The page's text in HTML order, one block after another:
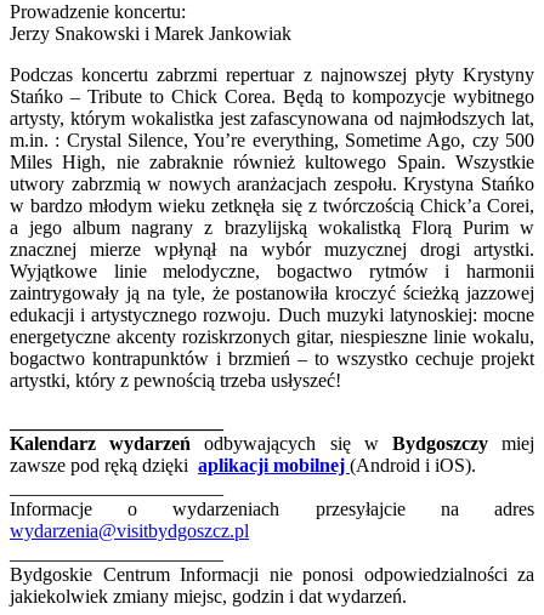
Prowadzenie koncertu:
Jerzy Snakowski i Marek Jankowiak
Podczas koncertu zabrzmi repertuar z najnowszej płyty Krystyny
Stańko – Tribute to Chick Corea. Będą to kompozycje wybitnego
artysty, którym wokalistka jest zafascynowana od najmłodszych lat,
m.in. : Crystal Silence, You’re everything, Sometime Ago, czy 500
Miles High, nie zabraknie również kultowego Spain. Wszystkie
utwory zabrzmią w nowych aranżacjach zespołu. Krystyna Stańko
w bardzo młodym wieku zetknęła się z twórczością Chick’a Corei,
a jego album nagrany z brazylijską wokalistką Florą Purim w
znacznej mierze wpłynął na wybór muzycznej drogi artystki.
Wyjątkowe linie melodyczne, bogactwo rytmów i harmonii
zaintrygowały ją na tyle, że postanowiła kroczyć ścieżką jazzowej
edukacji i artystycznego rozwoju. Duch muzyki latynoskiej: mocne
energetyczne akcenty roziskrzonych gitar, niespieszne linie wokalu,
bogactwo kontrapunktów i brzmień – to wszystko cechuje projekt
artystki, który z pewnością trzeba usłyszeć!
Kalendarz wydarzeńodbywających się w Bydgoszczymiej
zawsze pod ręką dzięki aplikacji mobilnej (Android i iOS).
Informacje o wydarzeniach przesyłajcie na adres
wydarzenia@visitbydgoszcz.pl
Bydgoskie Centrum Informacji nie ponosi odpowiedzialności za
jakiekolwiek zmiany miejsc, godzin i dat wydarzeń.